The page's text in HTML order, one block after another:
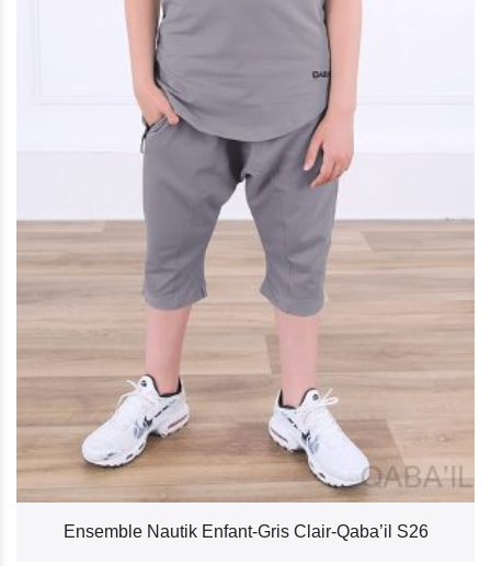
Ensemble Nautik Enfant-Gris Clair-Qaba’il S26